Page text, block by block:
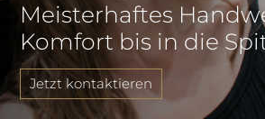
Meisterhaftes
Komfort bis in die
Jetzt kontaktieren